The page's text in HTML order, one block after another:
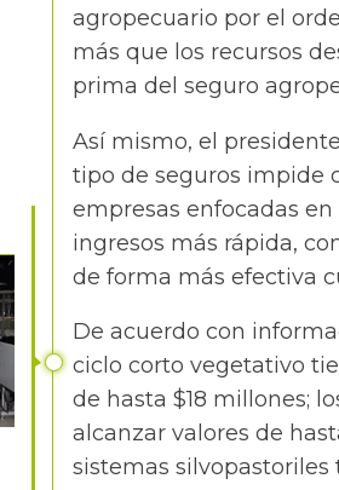
agropecuario por el
más que los recursos
prima del seguro
Así mismo, el
tipo de seguros impide
empresas enfocadas
ingresos más rápida,
de forma más efectiva
De acuerdo con
ciclo corto vegetativo
de hasta $18 millones;
alcanzar valores de
sistemas